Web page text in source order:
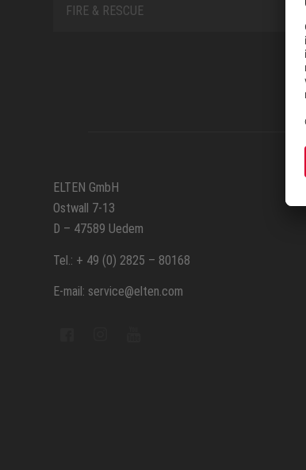
FIRE & RESCUE
ELTEN GmbH
Ostwall 7-13
D – 47589 Uedem
Tel.: + 49 (0) 2825 – 80168
E-mail: service@elten.com